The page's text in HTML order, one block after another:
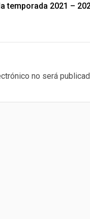
temporada 2021 –
no será